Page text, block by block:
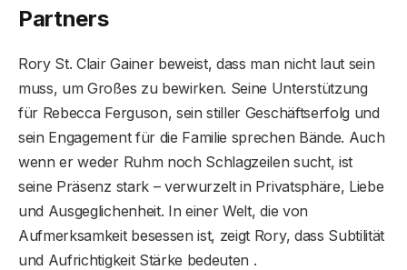
Partners
Rory St. Clair Gainer beweist, dass man nicht laut sein
muss, um Großes zu bewirken. Seine Unterstützung
für Rebecca Ferguson, sein stiller Geschäftserfolg und
sein Engagement für die Familie sprechen Bände. Auch
wenn er weder Ruhm noch Schlagzeilen sucht, ist
seine Präsenz stark – verwurzelt in Privatsphäre, Liebe
und Ausgeglichenheit. In einer Welt, die von
Aufmerksamkeit besessen ist, zeigt Rory, dass Subtilität
und Aufrichtigkeit Stärke bedeuten .